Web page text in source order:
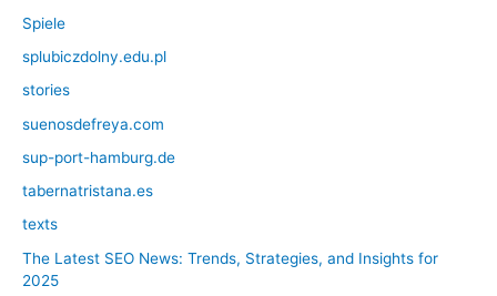
Spiele
splubiczdolny.edu.pl
stories
suenosdefreya.com
sup-port-hamburg.de
tabernatristana.es
texts
The Latest SEO News: Trends, Strategies, and Insights for
2025